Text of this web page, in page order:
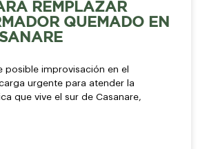
REMPLAZAR
QUEMADO EN
posible improvisación en el
urgente para atender la
que vive el sur de Casanare,